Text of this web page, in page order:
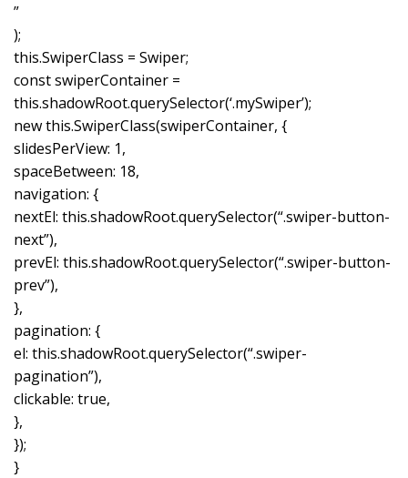
”
);
this.SwiperClass = Swiper;
const swiperContainer =
this.shadowRoot.querySelector(‘.mySwiper’);
new this.SwiperClass(swiperContainer, {
slidesPerView: 1,
spaceBetween: 18,
navigation: {
nextEl: this.shadowRoot.querySelector(“.swiper-button-
next”),
prevEl: this.shadowRoot.querySelector(“.swiper-button-
prev”),
},
pagination: {
el: this.shadowRoot.querySelector(“.swiper-
pagination”),
clickable: true,
},
});
}